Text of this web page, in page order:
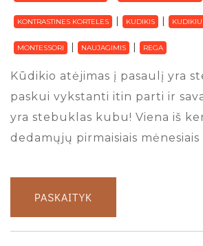
KONTRASTINES KORTELES KUDIKIS
MONTESSORI NAUJAGIMIS REGA
Kūdikio atėjimas į pasaulį yra
paskui vykstanti itin parti ir
yra stebuklas kubu! Viena iš
dedamųjų pirmaisiais mėnesiais
PASKAITYK